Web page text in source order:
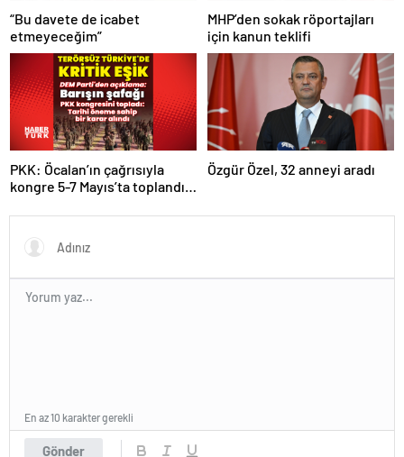
“Bu davete de icabet
etmeyeceğim”
MHP’den sokak röportajları
için kanun teklifi
PKK: Öcalan’ın çağrısıyla
kongre 5-7 Mayıs’ta toplandı!
Özgür Özel, 32 anneyi aradı
Gönder
En az 10 karakter gerekli